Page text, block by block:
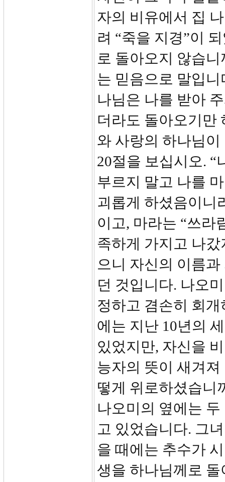
자의 비유에서 집
려 “죽을 지경”이
로 돌아오지 않습
는 믿음으로 말입
나님은 나를 받아
더라도 돌아오기만
와 사랑의 하나님이
20절을 보십시오. “
부르지 말고 나를
괴롭게 하셨음이니
이고, 마라는 “쓰라
족하게 가지고 나
으니 자신의 이름
던 것입니다. 나오
정하고 겸손히 회
에는 지난 10년의
있었지만, 자신을
능자의 뜻이 새겨
떻게 위로하셨습니
나오미의 옆에는
고 있었습니다. 그
을 때에는 추수가
생을 하나님께로